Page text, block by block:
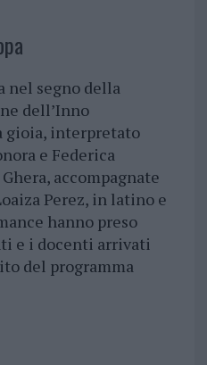
nel segno della
dell’Inno
gioia, interpretato
e Federica
accompagnate
Perez, in latino e
hanno preso
e i docenti arrivati
del programma